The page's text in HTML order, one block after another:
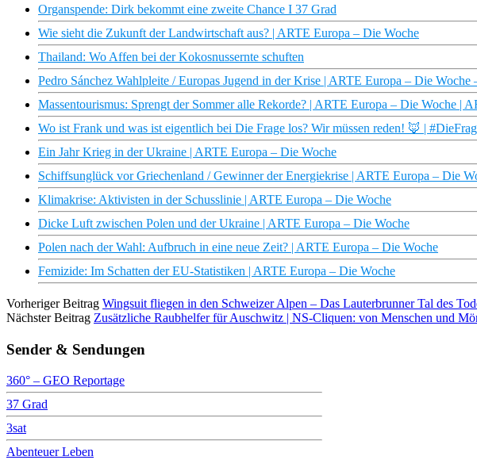
Organspende: Dirk bekommt eine zweite Chance I 37 Grad
Wie sieht die Zukunft der Landwirtschaft aus? | ARTE Europa – Die Woche
Thailand: Wo Affen bei der Kokosnussernte schuften
Pedro Sánchez Wahlpleite / Europas Jugend in der Krise | ARTE Europa – Die Woche
Massentourismus: Sprengt der Sommer alle Rekorde? | ARTE Europa – Die Woche |
Wo ist Frank und was ist eigentlich bei Die Frage los? Wir müssen reden! 🦊 |
Ein Jahr Krieg in der Ukraine | ARTE Europa – Die Woche
Schiffsunglück vor Griechenland / Gewinner der Energiekrise | ARTE Europa – Die
Klimakrise: Aktivisten in der Schusslinie | ARTE Europa – Die Woche
Dicke Luft zwischen Polen und der Ukraine | ARTE Europa – Die Woche
Polen nach der Wahl: Aufbruch in eine neue Zeit? | ARTE Europa – Die Woche
Femizide: Im Schatten der EU-Statistiken | ARTE Europa – Die Woche
Vorheriger Beitrag Wingsuit fliegen in den Schweizer Alpen – Das Lauterbrunner Tal des
Nächster Beitrag Zusätzliche Raubhelfer für Auschwitz | NS-Cliquen: von Menschen und
Sender & Sendungen
360° – GEO Reportage
37 Grad
3sat
Abenteuer Leben